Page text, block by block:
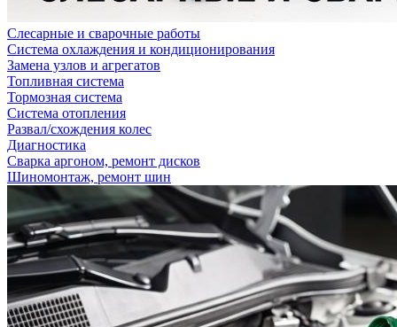
Слесарные и сварочные работы
Система охлаждения и кондиционирования
Замена узлов и агрегатов
Топливная система
Тормозная система
Система отопления
Развал/схождения колес
Диагностика
Сварка аргоном, ремонт дисков
Шиномонтаж, ремонт шин